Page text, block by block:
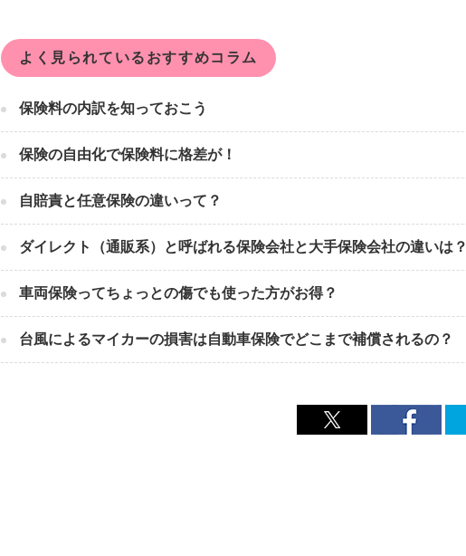
よく見られているおすすめコラム
保険料の内訳を知っておこう
保険の自由化で保険料に格差が！
自賠責と任意保険の違いって？
ダイレクト（通販系）と呼ばれる保険会社と大手保険会社の違いは？
車両保険ってちょっとの傷でも使った方がお得？
台風によるマイカーの損害は自動車保険でどこまで補償されるの？